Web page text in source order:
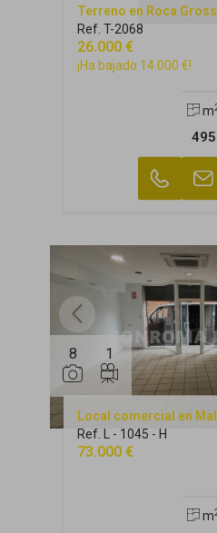
Terreno en Roca
Ref. T-2068
26.000 €
¡Ha bajado 14.000 €!
m
495
8 1
Local comercial en
Ref. L - 1045 - H
73.000 €
m